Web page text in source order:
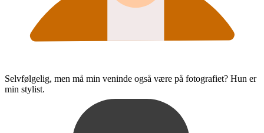
Selvfølgelig, men må min veninde også være på fotografiet? Hun er
min stylist.